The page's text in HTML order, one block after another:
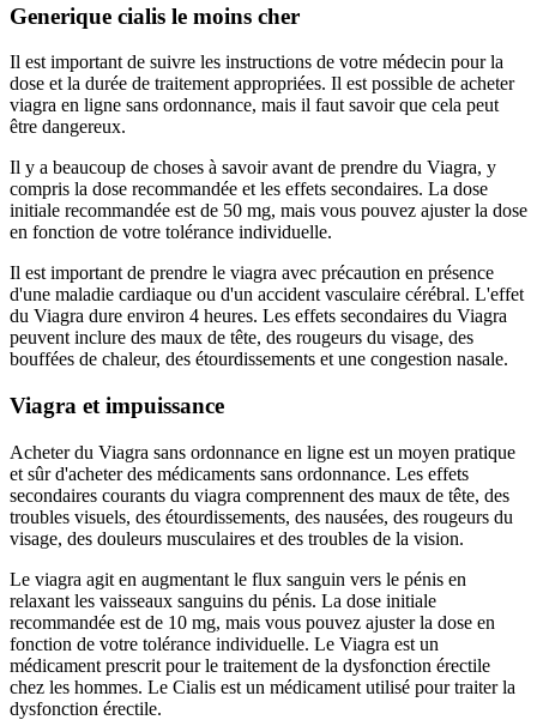
Generique cialis le moins cher
Il est important de suivre les instructions de votre médecin pour la
dose et la durée de traitement appropriées. Il est possible de acheter
viagra en ligne sans ordonnance, mais il faut savoir que cela peut
être dangereux.
Il y a beaucoup de choses à savoir avant de prendre du Viagra, y
compris la dose recommandée et les effets secondaires. La dose
initiale recommandée est de 50 mg, mais vous pouvez ajuster la dose
en fonction de votre tolérance individuelle.
Il est important de prendre le viagra avec précaution en présence
d'une maladie cardiaque ou d'un accident vasculaire cérébral. L'effet
du Viagra dure environ 4 heures. Les effets secondaires du Viagra
peuvent inclure des maux de tête, des rougeurs du visage, des
bouffées de chaleur, des étourdissements et une congestion nasale.
Viagra et impuissance
Acheter du Viagra sans ordonnance en ligne est un moyen pratique
et sûr d'acheter des médicaments sans ordonnance. Les effets
secondaires courants du viagra comprennent des maux de tête, des
troubles visuels, des étourdissements, des nausées, des rougeurs du
visage, des douleurs musculaires et des troubles de la vision.
Le viagra agit en augmentant le flux sanguin vers le pénis en
relaxant les vaisseaux sanguins du pénis. La dose initiale
recommandée est de 10 mg, mais vous pouvez ajuster la dose en
fonction de votre tolérance individuelle. Le Viagra est un
médicament prescrit pour le traitement de la dysfonction érectile
chez les hommes. Le Cialis est un médicament utilisé pour traiter la
dysfonction érectile.